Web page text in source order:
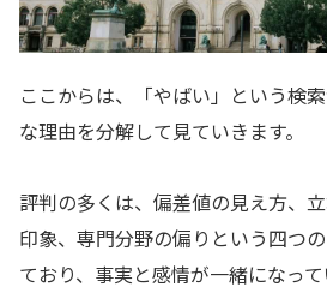
ここからは、「やばい」という検
な理由を分解して見ていきます。
評判の多くは、偏差値の見え方、
印象、専門分野の偏りという四つ
ており、事実と感情が一緒になっ